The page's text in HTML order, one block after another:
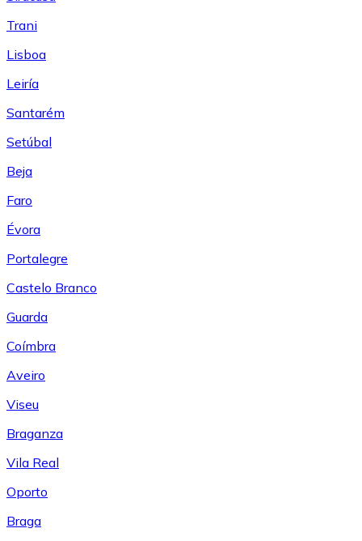
Trani
Lisboa
Leiría
Santarém
Setúbal
Beja
Faro
Évora
Portalegre
Castelo Branco
Guarda
Coímbra
Aveiro
Viseu
Braganza
Vila Real
Oporto
Braga